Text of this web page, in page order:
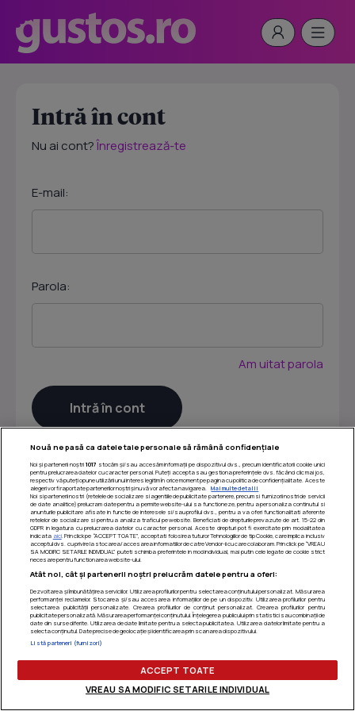
Intră în cont
Nu ai cont?Înregistrează-te
E-mail:
Parola:
Am uitat parola
Termeni si conditii|Politica de confidentialitate|Politica
de utilizare cookie-uri|Gestionați preferințele
Nouă ne pasă ca datele tale personale să rămână confidențiale
Noi și partenerii noștri 1017 stocăm și/sau accesăm informații pe dispozitivul dvs., precum identificatorii cookie unici
pentru prelucrarea datelor cu caracter personal. Puteți accepta sau gestiona preferințele dvs. făcând clic mai jos,
respectiv vă puteți opune utilizării unui interes legitim în orice moment pe pagina cu politica de confidențialitate. Aceste
alegeri vor fi raportate partenerilor noștri și nu vă vor afecta navigarea.
Mai multe detalii
Noi si partenerii nostri (retelele de socializare si agentiile de publicitate partenere, precum si furnizorii nostri de servicii
de date analitice) prelucram date pentru a permite website-ului sa functioneze, pentru a personaliza continutul si
anunturile publicitare afisate in functie de interesele si/sau profilul dvs., pentru a va oferi functionalitati aferente
retelelor de socializare si pentru a analiza traficul pe website. Beneficiati de drepturile prevazute de art. 15-22 din
GDPR in legatura cu prelucrarea datelor cu caracter personal. Aceste drepturi pot fi exercitate prin modalitatea
indicata aici. Prin click pe “ACCEPT TOATE”, acceptati folosirea tuturor Tehnologiilor de tip Cookie, care implica inclusiv
acceptul dvs. cu privire la stocarea/accesarea informatiilor de catre Vendor-ii cu care colaboram. Prin click pe “VREAU
SA MODIFIC SETARILE INDIVIDUAL” puteti schimba preferintele in mod individual, mai putin cele legate de cookie strict
necesare pentru functionarea website-ului.
Atât noi, cât și partenerii noștri prelucrăm datele pentru a oferi:
Dezvoltarea și îmbunătățirea serviciilor. Utilizarea profilurilor pentru selectarea conținutului personalizat. Măsurarea
performanței reclamelor. Stocarea și/sau accesarea informațiilor de pe un dispozitiv. Utilizarea profilurilor pentru
selectarea publicității personalizate. Crearea profilurilor de conținut personalizat. Crearea profilurilor pentru
publicitate personalizată. Măsurarea performanței conținutului. Înțelegerea publicului prin statistici sau combinații de
date din surse diferite. Utilizarea de date limitate pentru a selecta publicitatea. Utilizarea datelor limitate pentru a
selecta conținutul. Date precise de geolocație și identificarea prin scanarea dispozitivului.
Listă parteneri (furnizori)
ACCEPT TOATE
VREAU SA MODIFIC SETARILE INDIVIDUAL